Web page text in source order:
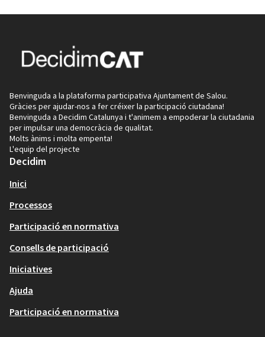
Benvinguda a la plataforma participativa Ajuntament de Salou.
Gràcies per ajudar-nos a fer créixer la participació ciutadana!
Benvinguda a Decidim Catalunya i t'animem a empoderar la ciutadania
per impulsar una democràcia de qualitat.
Molts ànims i molta empenta!
L'equip del projecte
Decidim
Inici
Processos
Participació en normativa
Consells de participació
Iniciatives
Ajuda
Participació en normativa